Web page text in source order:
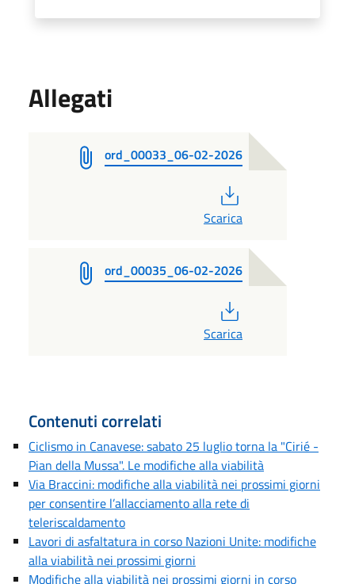
Allegati
ord_00033_06-02-2026
Scarica
ord_00035_06-02-2026
Scarica
Contenuti correlati
Ciclismo in Canavese: sabato 25 luglio torna la "Cirié -
Pian della Mussa". Le modifiche alla viabilità
Via Braccini: modifiche alla viabilità nei prossimi giorni
per consentire l’allacciamento alla rete di
teleriscaldamento
Lavori di asfaltatura in corso Nazioni Unite: modifiche
alla viabilità nei prossimi giorni
Modifiche alla viabilità nei prossimi giorni in corso